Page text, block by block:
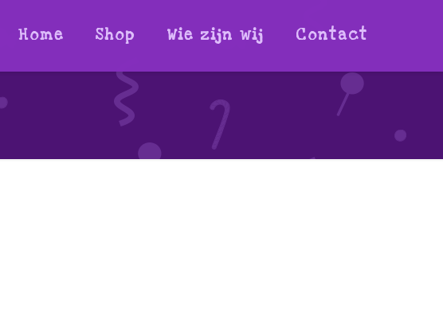
Home Shop Wie zijn wij Contact